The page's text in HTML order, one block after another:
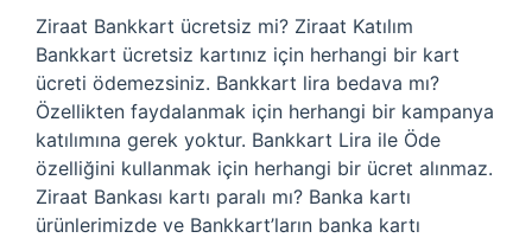
Ziraat Bankkart ücretsiz mi? Ziraat Katılım
Bankkart ücretsiz kartınız için herhangi bir kart
ücreti ödemezsiniz. Bankkart lira bedava mı?
Özellikten faydalanmak için herhangi bir kampanya
katılımına gerek yoktur. Bankkart Lira ile Öde
özelliğini kullanmak için herhangi bir ücret alınmaz.
Ziraat Bankası kartı paralı mı? Banka kartı
ürünlerimizde ve Bankkart’ların banka kartı